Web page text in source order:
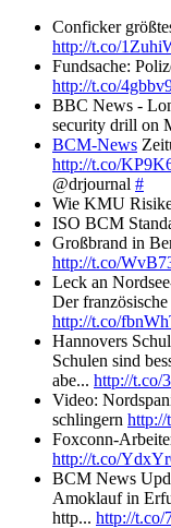
Conficker
http://t.co/
Fundsache:
http://t.co/
BBC News -
security drill on
BCM-News
http://t.co/
@drjournal #
Wie KMU
ISO BCM
Großbrand in
http://t.co/
Leck an
Der
http://t.co/
Hannovers
Schulen sind
abe... http://t.co/
Video:
schlingern http://
Foxconn-
http://t.co/
BCM News
Amoklauf in
http... http://t.co/